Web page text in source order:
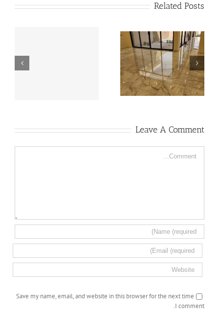
Related Posts
شركة تلميع رخام بالخبر
Leave A Comment
Save my name, email, and website in this browser for the next time
I comment.